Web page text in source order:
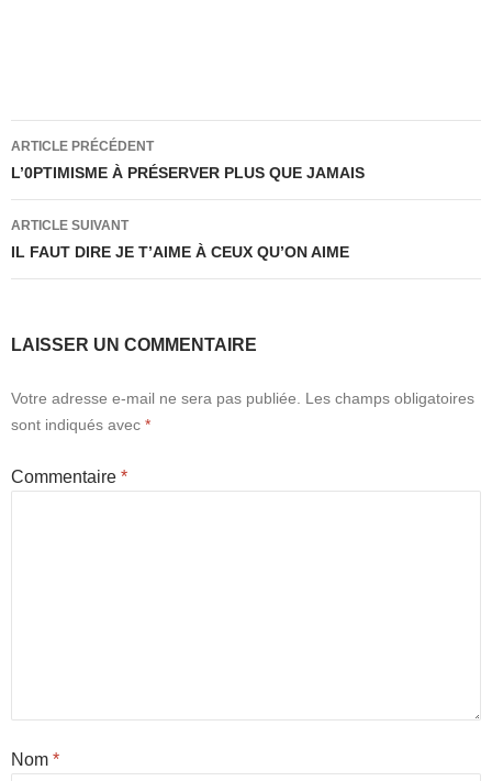
Navigation
des
articles
ARTICLE PRÉCÉDENT
L’0PTIMISME À PRÉSERVER PLUS QUE JAMAIS
ARTICLE SUIVANT
IL FAUT DIRE JE T’AIME À CEUX QU’ON AIME
LAISSER UN COMMENTAIRE
Votre adresse e-mail ne sera pas publiée.
Les champs obligatoires
sont indiqués avec *
Commentaire *
Nom *